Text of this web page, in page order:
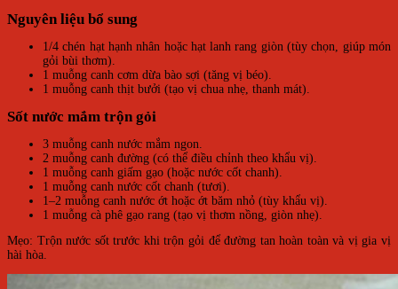
Nguyên liệu bổ sung
1/4 chén hạt hạnh nhân hoặc hạt lanh rang giòn (tùy chọn, giúp món
gỏi bùi thơm).
1 muỗng canh cơm dừa bào sợi (tăng vị béo).
1 muỗng canh thịt bưởi (tạo vị chua nhẹ, thanh mát).
Sốt nước mắm trộn gỏi
3 muỗng canh nước mắm ngon.
2 muỗng canh đường (có thể điều chỉnh theo khẩu vị).
1 muỗng canh giấm gạo (hoặc nước cốt chanh).
1 muỗng canh nước cốt chanh (tươi).
1–2 muỗng canh nước ớt hoặc ớt băm nhỏ (tùy khẩu vị).
1 muỗng cà phê gạo rang (tạo vị thơm nồng, giòn nhẹ).
Mẹo: Trộn nước sốt trước khi trộn gỏi để đường tan hoàn toàn và vị gia vị
hài hòa.